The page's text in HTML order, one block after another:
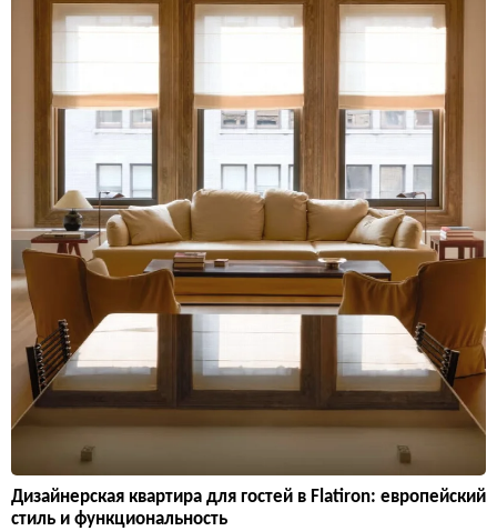
Дизайнерская квартира для гостей в Flatiron: европейский
стиль и функциональность